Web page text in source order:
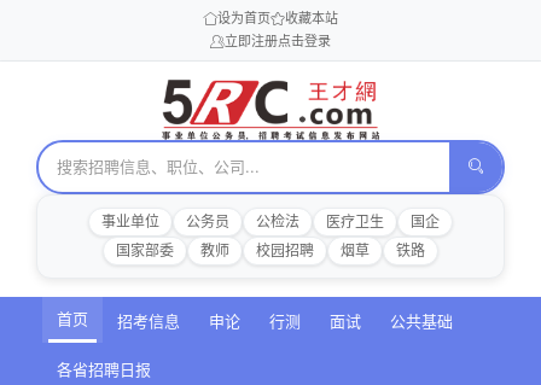
设为首页
收藏本站
立即注册点击登录
事业单位 公务员 公检法 医疗卫生
国企
国家部委
教师 校园招聘 烟草 铁路
首页 招考信息 申论 行测 面试 公共基础
各省招聘日报